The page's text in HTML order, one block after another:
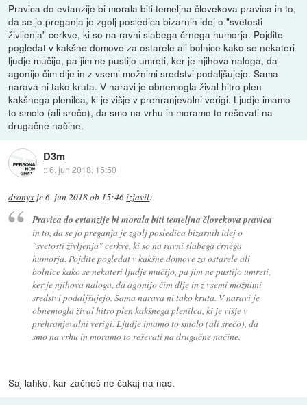
Pravica do evtanzije bi morala biti temeljna človekova pravica in to,
da se jo preganja je zgolj posledica bizarnih idej o "svetosti
življenja" cerkve, ki so na ravni slabega črnega humorja. Pojdite
pogledat v kakšne domove za ostarele ali bolnice kako se nekateri
ljudje mučijo, pa jim ne pustijo umreti, ker je njihova naloga, da
agonijo čim dlje in z vsemi možnimi sredstvi podaljšujejo. Sama
narava ni tako kruta. V naravi je obnemogla žival hitro plen
kakšnega plenilca, ki je višje v prehranjevalni verigi. Ljudje imamo
to smolo (ali srečo), da smo na vrhu in moramo to reševati na
drugačne načine.
D3m
::6. jun 2018, 15:50
dronyx je6. jun 2018 ob 15:46izjavil:
Pravica do evtanzije bi morala biti temeljna človekova pravica
in to, da se jo preganja je zgolj posledica bizarnih idej o
"svetosti življenja" cerkve, ki so na ravni slabega črnega
humorja. Pojdite pogledat v kakšne domove za ostarele ali
bolnice kako se nekateri ljudje mučijo, pa jim ne pustijo umreti,
ker je njihova naloga, da agonijo čim dlje in z vsemi možnimi
sredstvi podaljšujejo. Sama narava ni tako kruta. V naravi je
obnemogla žival hitro plen kakšnega plenilca, ki je višje v
prehranjevalni verigi. Ljudje imamo to smolo (ali srečo), da
smo na vrhu in moramo to reševati na drugačne načine.
Saj lahko, kar začneš ne čakaj na nas.